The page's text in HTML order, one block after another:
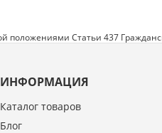
положениями Статьи 437
ИНФОРМАЦИЯ
Каталог товаров
Блог